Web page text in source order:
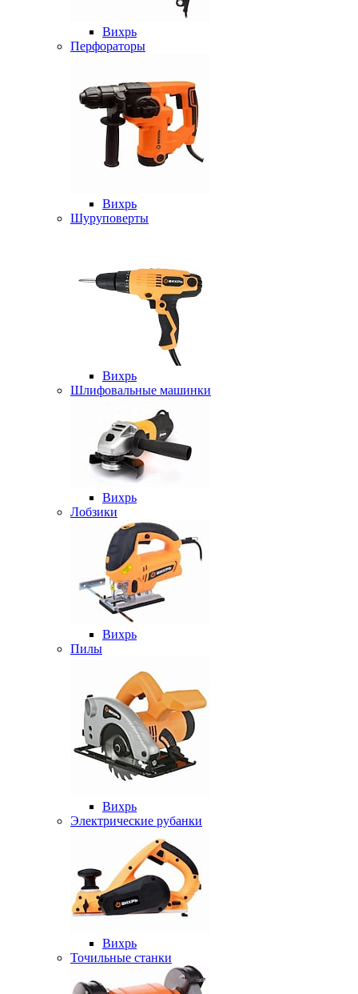
Вихрь
Перфораторы
Вихрь
Шуруповерты
Вихрь
Шлифовальные машинки
Вихрь
Лобзики
Вихрь
Пилы
Вихрь
Электрические рубанки
Вихрь
Точильные станки